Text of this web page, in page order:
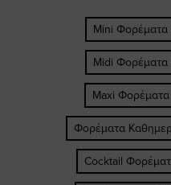
Mini
Midi
Maxi
Φορέματα
Cocktail